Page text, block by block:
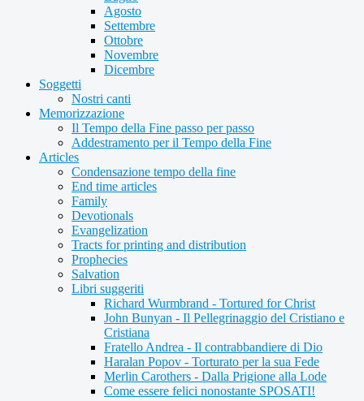
Agosto
Settembre
Ottobre
Novembre
Dicembre
Soggetti
Nostri canti
Memorizzazione
Il Tempo della Fine passo per passo
Addestramento per il Tempo della Fine
Articles
Condensazione tempo della fine
End time articles
Family
Devotionals
Evangelization
Tracts for printing and distribution
Prophecies
Salvation
Libri suggeriti
Richard Wurmbrand - Tortured for Christ
John Bunyan - Il Pellegrinaggio del Cristiano e
Cristiana
Fratello Andrea - Il contrabbandiere di Dio
Haralan Popov - Torturato per la sua Fede
Merlin Carothers - Dalla Prigione alla Lode
Come essere felici nonostante SPOSATI!